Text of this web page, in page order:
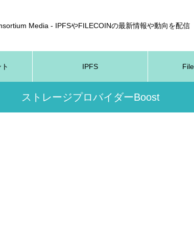
Media - IPFSやFILECOINの最新情報や動向を配信
IPFS
ストレージプロバイダーBoost